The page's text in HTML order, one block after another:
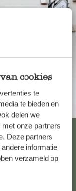
cookies
te
te bieden en
delen we
onze partners
Deze partners
informatie
verzameld op